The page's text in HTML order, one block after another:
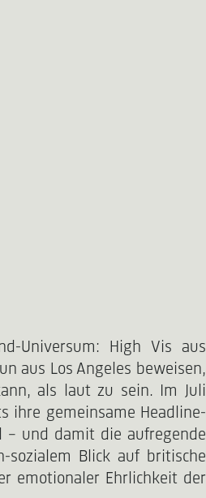
Universum: High Vis aus
aus Los Angeles beweisen,
als laut zu sein. Im Juli
ihre gemeinsame Headline-
– und damit die aufregende
sozialem Blick auf britische
emotionaler Ehrlichkeit der